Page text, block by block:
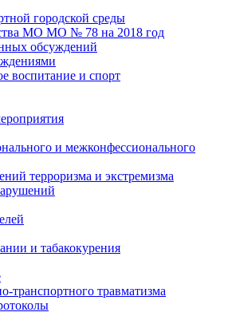
городской среды
МО МО № 78 на 2018 год
обсуждений
воспитание и спорт
и межконфессионального
терроризма и экстремизма
и табакокурения
транспортного травматизма